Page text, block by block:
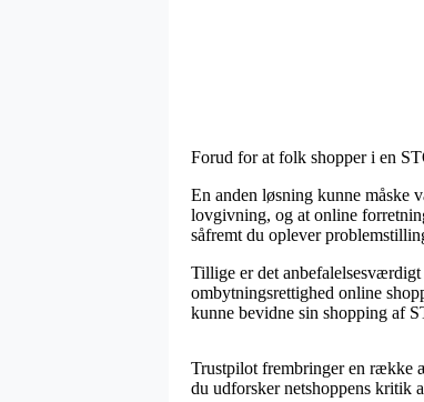
Forud for at folk shopper i en
En anden løsning kunne måske
lovgivning, og at online
såfremt du oplever
Tillige er det
ombytningsrettighed online
kunne bevidne sin shopping af
Trustpilot frembringer en række
du udforsker netshoppens kritik